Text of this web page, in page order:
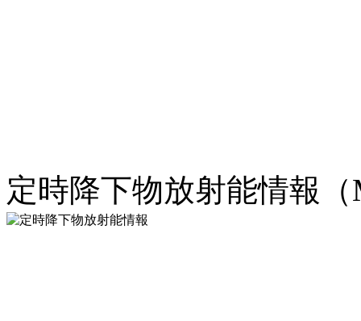
定時降下物放射能情報